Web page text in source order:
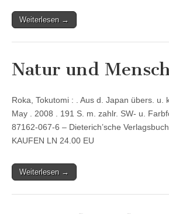
Weiterlesen →
Natur und
Roka, Tokutomi : . Aus d. Japan übers. u.
May . 2008 . 191 S. m. zahlr. SW- u.
87162-067-6 – Dieterich’sche
KAUFEN LN 24.00 EU
Weiterlesen →